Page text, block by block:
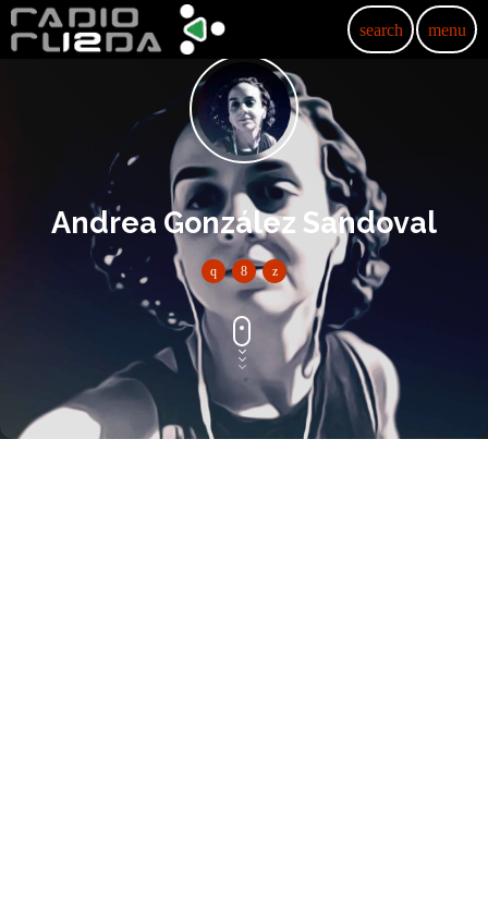
search menu
Andrea González Sandoval